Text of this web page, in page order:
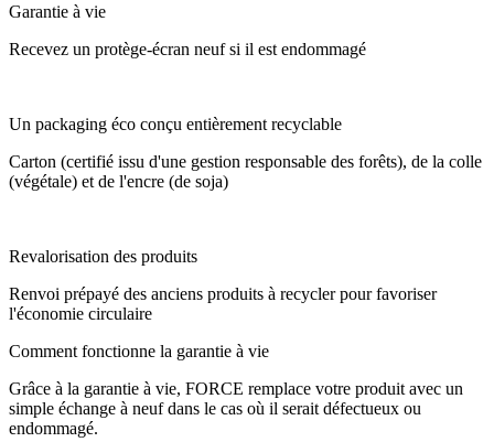
Garantie à vie
Recevez un protège-écran neuf si il est endommagé
Un packaging éco conçu entièrement recyclable
Carton (certifié issu d'une gestion responsable des forêts), de la colle
(végétale) et de l'encre (de soja)
Revalorisation des produits
Renvoi prépayé des anciens produits à recycler pour favoriser
l'économie circulaire
Comment fonctionne la garantie à vie
Grâce à la garantie à vie, FORCE remplace votre produit avec un
simple échange à neuf dans le cas où il serait défectueux ou
endommagé.